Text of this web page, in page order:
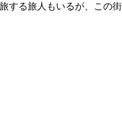
する旅人もいるが、この街